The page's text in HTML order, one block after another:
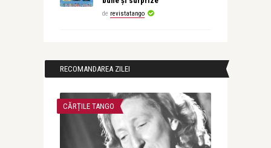
de revistatango
RECOMANDAREA ZILEI
CĂRȚILE TANGO